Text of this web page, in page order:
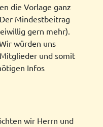
die Vorlage ganz
Mindestbeitrag
gern mehr).
würden uns
und somit
Infos
wir Herrn und